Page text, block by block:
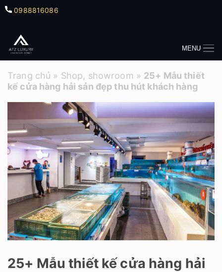
0988816086
MENU
Trang chủ » Shop, showroom » 25+ Mẫu thiết
kế cửa hàng hải sản đẹp thu hút khách hàng
25+ Mẫu thiết kế cửa hàng hải